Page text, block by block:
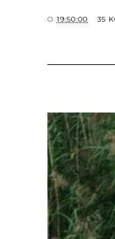
O 19:50:00 35